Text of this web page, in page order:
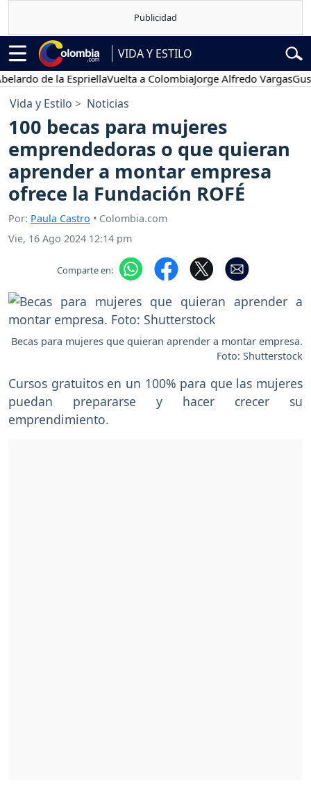
VIDA Y ESTILO
de la EspriellaVuelta a ColombiaJorge Alfredo VargasGustavo
Vida y Estilo Noticias
100 becas para mujeres
emprendedoras o que quieran
aprender a montar empresa
ofrece la Fundación ROFÉ
Por: Paula Castro • Colombia.com
Vie, 16 Ago 2024 12:14 pm
Comparte en:
Becas para mujeres que quieran aprender a montar empresa.
Foto: Shutterstock
Cursos gratuitos en un 100% para que las mujeres
puedan prepararse y hacer crecer su
emprendimiento.